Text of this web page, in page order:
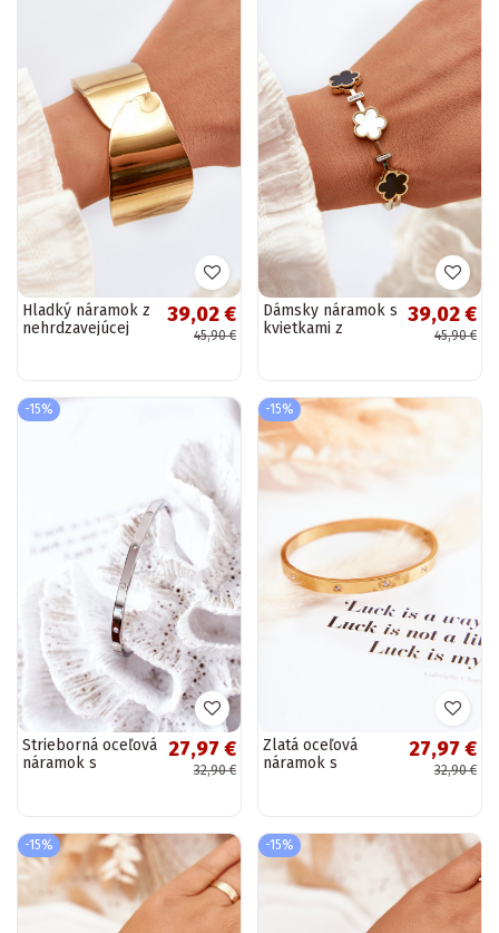
Hladký náramok z
nehrdzavejúcej
39,02 €
45,90 €
Dámsky náramok s
kvietkami z
39,02 €
45,90 €
-15%
Strieborná oceľová
náramok s
27,97 €
32,90 €
-15%
Zlatá oceľová
náramok s
27,97 €
32,90 €
-15% -15%